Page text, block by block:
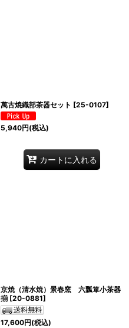
萬古焼織部茶器セット [25-0107]
5,940円(税込)
カートに入れる
京焼（清水焼）景春窯 六瓢箪小茶器
揃 [20-0881]
17,600円(税込)